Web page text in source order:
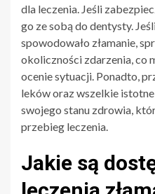
dla leczenia. Jeśli
go ze sobą do dentysty.
spowodowało złamanie,
okoliczności zdarzenia, co
ocenie sytuacji. Ponadto,
leków oraz wszelkie
swojego stanu zdrowia,
przebieg leczenia.
Jakie są